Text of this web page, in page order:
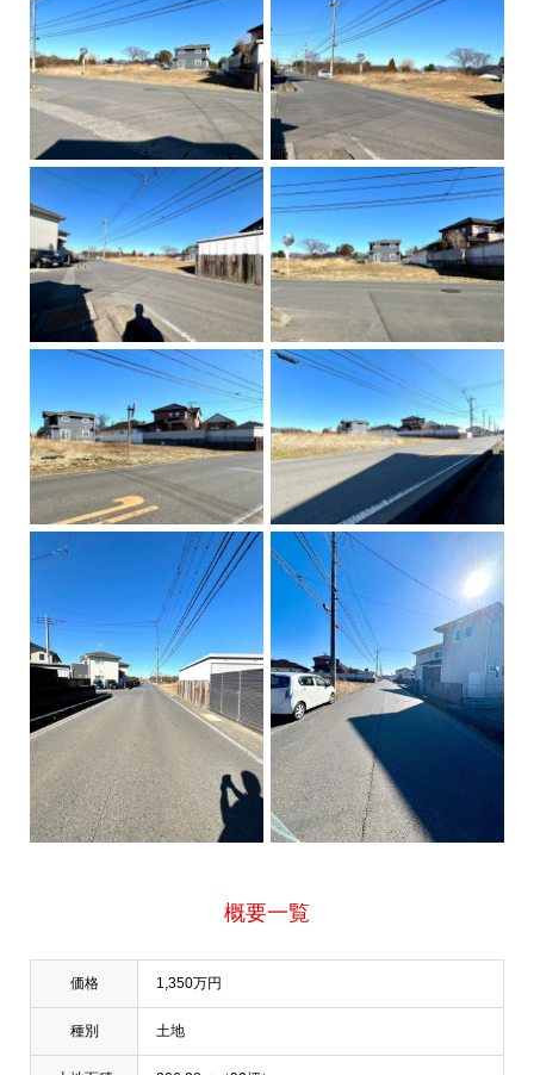
概要一覧
価格 1,350万円
種別 土地